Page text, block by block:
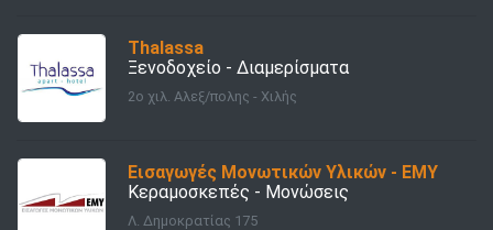
Thalassa
Ξενοδοχείο - Διαμερίσματα
2o χιλ. Αλεξ/πολης - Χιλής
Εισαγωγές Μονωτικών Υλικών - ΕΜΥ
Κεραμοσκεπές - Μονώσεις
Λ. Δημοκρατίας 175